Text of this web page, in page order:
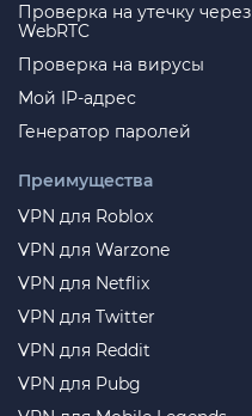
Проверка на утечку через
WebRTC
Проверка на вирусы
Мой IP-адрес
Генератор паролей
Преимущества
VPN для Roblox
VPN для Warzone
VPN для Netflix
VPN для Twitter
VPN для Reddit
VPN для Pubg